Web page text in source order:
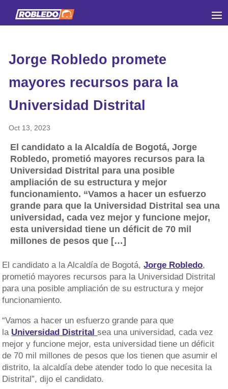
Jorge Robledo promete
mayores recursos para la
Universidad Distrital
Oct 13, 2023
El candidato a la Alcaldía de Bogotá, Jorge
Robledo, prometió mayores recursos para la
Universidad Distrital para una posible
ampliación de su estructura y mejor
funcionamiento. “Vamos a hacer un esfuerzo
grande para que la Universidad Distrital sea una
universidad, cada vez mejor y funcione mejor,
esta universidad tiene un déficit de 70 mil
millones de pesos que […]
El candidato a la Alcaldía de Bogotá,Jorge Robledo,
prometió mayores recursos para la Universidad Distrital
para una posible ampliación de su estructura y mejor
funcionamiento.
“Vamos a hacer un esfuerzo grande para que
la Universidad Distritalsea una universidad, cada vez
mejor y funcione mejor, esta universidad tiene un déficit
de 70 mil millones de pesos que los tienen que asumir el
distrito, la alcaldía debe atender todo lo que necesita la
Distrital”, dijo el candidato.